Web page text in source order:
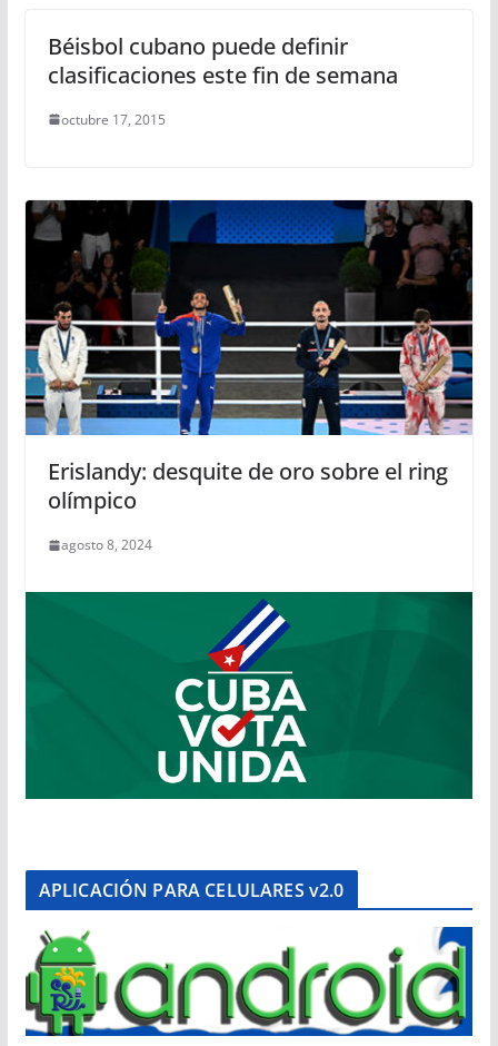
Béisbol cubano puede definir
clasificaciones este fin de semana
octubre 17, 2015
Erislandy: desquite de oro sobre el ring
olímpico
agosto 8, 2024
APLICACIÓN PARA CELULARES v2.0